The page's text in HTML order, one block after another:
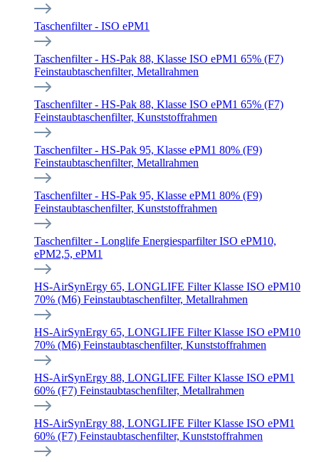
Taschenfilter - ISO ePM1
Taschenfilter - HS-Pak 88, Klasse ISO ePM1 65% (F7)
Feinstaubtaschenfilter, Metallrahmen
Taschenfilter - HS-Pak 88, Klasse ISO ePM1 65% (F7)
Feinstaubtaschenfilter, Kunststoffrahmen
Taschenfilter - HS-Pak 95, Klasse ePM1 80% (F9)
Feinstaubtaschenfilter, Metallrahmen
Taschenfilter - HS-Pak 95, Klasse ePM1 80% (F9)
Feinstaubtaschenfilter, Kunststoffrahmen
Taschenfilter - Longlife Energiesparfilter ISO ePM10,
ePM2,5, ePM1
HS-AirSynErgy 65, LONGLIFE Filter Klasse ISO ePM10
70% (M6) Feinstaubtaschenfilter, Metallrahmen
HS-AirSynErgy 65, LONGLIFE Filter Klasse ISO ePM10
70% (M6) Feinstaubtaschenfilter, Kunststoffrahmen
HS-AirSynErgy 88, LONGLIFE Filter Klasse ISO ePM1
60% (F7) Feinstaubtaschenfilter, Metallrahmen
HS-AirSynErgy 88, LONGLIFE Filter Klasse ISO ePM1
60% (F7) Feinstaubtaschenfilter, Kunststoffrahmen